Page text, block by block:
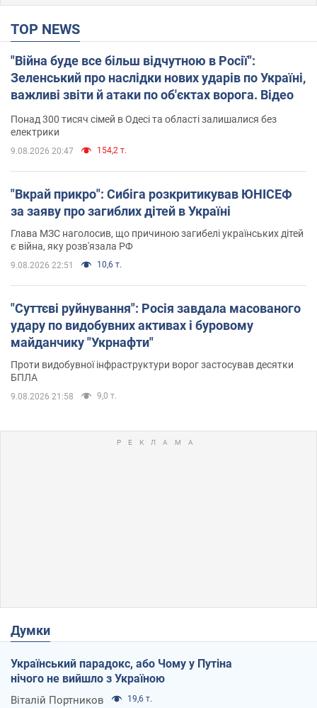
TOP NEWS
"Війна буде все більш відчутною в Росії":
Зеленський про наслідки нових ударів по Україні,
важливі звіти й атаки по об'єктах ворога. Відео
Понад 300 тисяч сімей в Одесі та області залишалися без
електрики
9.08.2026 20:47 154,2 т.
"Вкрай прикро": Сибіга розкритикував ЮНІСЕФ
за заяву про загиблих дітей в Україні
Глава МЗС наголосив, що причиною загибелі українських дітей
є війна, яку розв'язала РФ
9.08.2026 22:51 10,6 т.
"Суттєві руйнування": Росія завдала масованого
удару по видобувних активах і буровому
майданчику "Укрнафти"
Проти видобувної інфраструктури ворог застосував десятки
БПЛА
9.08.2026 21:58 9,0 т.
Думки
Український парадокс, або Чому у Путіна
нічого не вийшло з Україною
Віталій Портников 19,6 т.